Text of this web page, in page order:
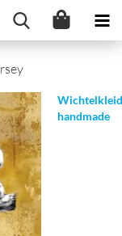
handmade